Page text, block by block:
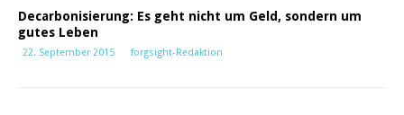
Decarbonisierung: Es geht nicht um Geld, sondern um
gutes Leben
22. September 2015 forgsight-Redaktion